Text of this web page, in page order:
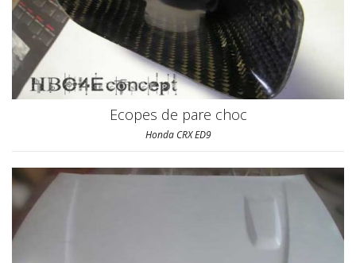
Ecopes de pare choc
Honda CRX ED9